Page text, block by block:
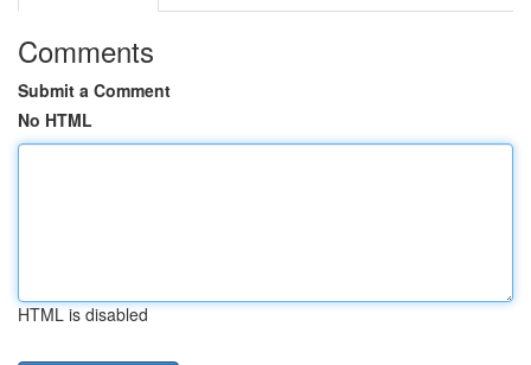
Comments
Submit a Comment
No HTML
HTML is disabled